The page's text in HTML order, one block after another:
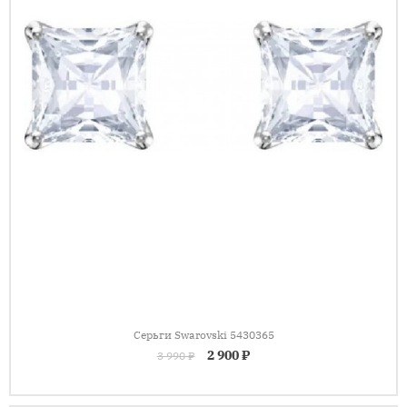
Серьги Swarovski 5430365
3 990 ₽
2 900 ₽